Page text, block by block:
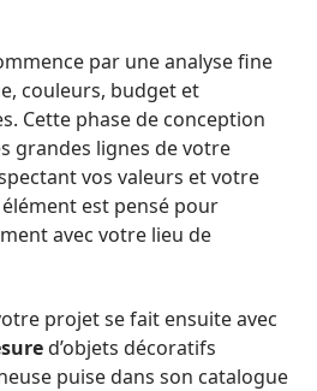
par une analyse fine
couleurs, budget et
Cette phase de conception
grandes lignes de votre
vos valeurs et votre
est pensé pour
avec votre lieu de
projet se fait ensuite avec
d’objets décoratifs
puise dans son catalogue